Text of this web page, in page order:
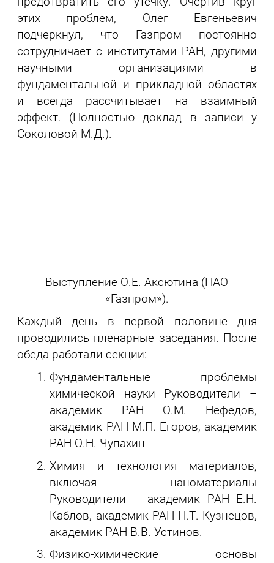
этих проблем, Олег Евгеньевич
подчеркнул, что Газпром постоянно
сотрудничает с институтами РАН, другими
научными организациями в
фундаментальной и прикладной областях
и всегда рассчитывает на взаимный
эффект. (Полностью доклад в записи у
Соколовой М.Д.).
Выступление О.Е. Аксютина (ПАО
«Газпром»).
Каждый день в первой половине дня
проводились пленарные заседания. После
обеда работали секции:
Фундаментальные проблемы
химической науки Руководители –
академик РАН О.М. Нефедов,
академик РАН М.П. Егоров, академик
РАН О.Н. Чупахин
Химия и технология материалов,
включая наноматериалы
Руководители – академик РАН Е.Н.
Каблов, академик РАН Н.Т. Кузнецов,
академик РАН В.В. Устинов.
Физико-химические основы